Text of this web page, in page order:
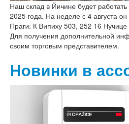
Наш склад в Йичине будет работать
2025 года. На неделе с 4 августа
Праги: К Випиху 503, 252 16
Для получения дополнительной
своим торговым представителем.
Новинки в